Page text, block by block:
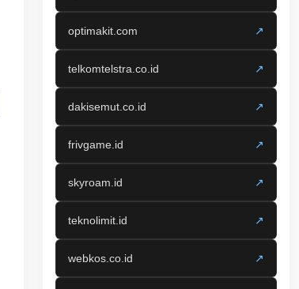
optimakit.com ↗
telkomtelstra.co.id ↗
dakisemut.co.id ↗
frivgame.id ↗
skyroam.id ↗
teknolimit.id ↗
webkos.co.id ↗